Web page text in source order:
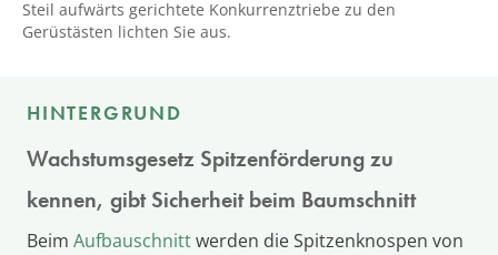
Steil aufwärts gerichtete Konkurrenztriebe zu den
Gerüstästen lichten Sie aus.
HINTERGRUND
Wachstumsgesetz Spitzenförderung zu
kennen, gibt Sicherheit beim Baumschnitt
Beim Aufbauschnittwerden die Spitzenknospen von